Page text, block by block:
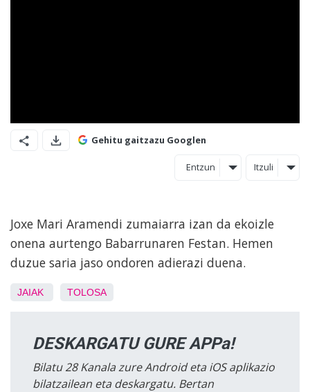
Gehitu gaitzazu Googlen
Entzun Itzuli
Joxe Mari Aramendi zumaiarra izan da ekoizle
onena aurtengo Babarrunaren Festan. Hemen
duzue saria jaso ondoren adierazi duena.
JAIAK TOLOSA
DESKARGATU GURE APPa!
Bilatu 28 Kanala zure Android eta iOS aplikazio
bilatzailean eta deskargatu. Bertan